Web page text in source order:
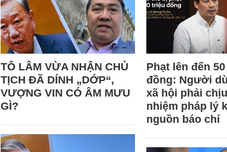
TÔ LÂM VỪA NHẬN CHỦ
TỊCH ĐÃ DÍNH „DỚP“,
VƯỢNG VIN CÓ ÂM MƯU
GÌ?
Phạt lên đến
đồng: Người
xã hội phải
nhiệm pháp lý
nguồn báo chí